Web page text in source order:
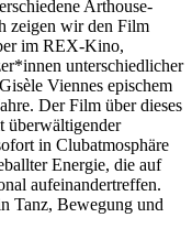
Arthouse-
zeigen wir den Film
im REX-Kino,
unterschiedlicher
Viennes epischem
Der Film über dieses
überwältigender
in Clubatmosphäre
Energie, die auf
aufeinandertreffen.
Tanz, Bewegung und